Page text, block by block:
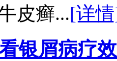
皮癣...[详
银屑病疗